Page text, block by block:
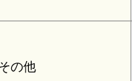
の他